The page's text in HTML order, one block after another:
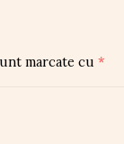
marcate cu *